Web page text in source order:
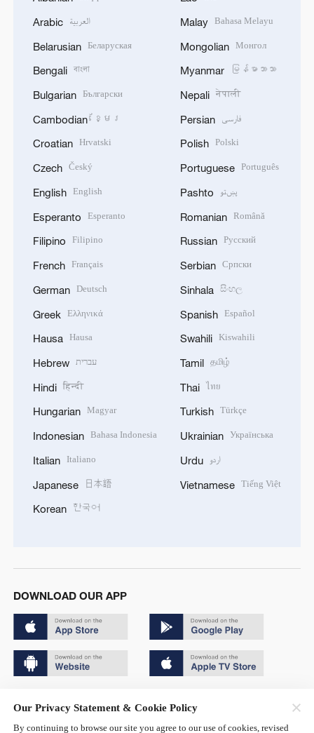
Arabic العربية
Belarusian Беларуская
Bengali বাংলা
Bulgarian Български
Cambodian ខ្មែរ
Croatian Hrvatski
Czech Český
English English
Esperanto Esperanto
Filipino Filipino
French Français
German Deutsch
Greek Ελληνικά
Hausa Hausa
Hebrew עברית
Hindi हिन्दी
Hungarian Magyar
Indonesian Bahasa Indonesia
Italian Italiano
Japanese 日本語
Korean 한국어
Malay Bahasa Melayu
Mongolian Монгол
Myanmar မြန်မာဘာသာ
Nepali नेपाली
Persian فارسی
Polish Polski
Portuguese Português
Pashto پښتو
Romanian Română
Russian Русский
Serbian Српски
Sinhala සිංහල
Spanish Español
Swahili Kiswahili
Tamil தமிழ்
Thai ไทย
Turkish Türkçe
Ukrainian Українська
Urdu اردو
Vietnamese Tiếng Việt
DOWNLOAD OUR APP
Our Privacy Statement & Cookie Policy
By continuing to browse our site you agree to our use of cookies, revised